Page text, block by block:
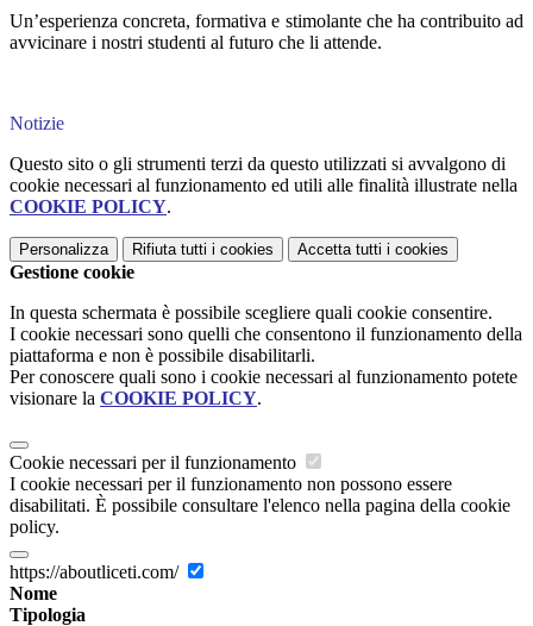
Un’esperienza concreta, formativa e stimolante che ha contribuito ad
avvicinare i nostri studenti al futuro che li attende.
Notizie
Questo sito o gli strumenti terzi da questo utilizzati si avvalgono di
cookie necessari al funzionamento ed utili alle finalità illustrate nella
COOKIE POLICY.
Personalizza Rifiuta tutti i cookies Accetta tutti i cookies
Gestione cookie
In questa schermata è possibile scegliere quali cookie consentire.
I cookie necessari sono quelli che consentono il funzionamento della
piattaforma e non è possibile disabilitarli.
Per conoscere quali sono i cookie necessari al funzionamento potete
visionare la COOKIE POLICY.
Cookie necessari per il funzionamento
I cookie necessari per il funzionamento non possono essere
disabilitati. È possibile consultare l'elenco nella pagina della cookie
policy.
https://aboutliceti.com/
Nome
Tipologia